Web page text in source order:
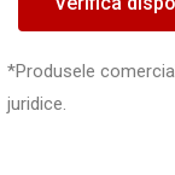
*Produsele
juridice.